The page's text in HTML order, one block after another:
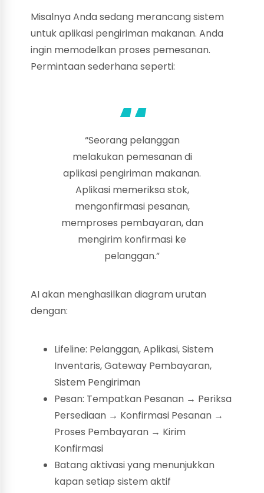
Misalnya Anda sedang merancang sistem
untuk aplikasi pengiriman makanan. Anda
ingin memodelkan proses pemesanan.
Permintaan sederhana seperti:
“Seorang pelanggan
melakukan pemesanan di
aplikasi pengiriman makanan.
Aplikasi memeriksa stok,
mengonfirmasi pesanan,
memproses pembayaran, dan
mengirim konfirmasi ke
pelanggan.”
AI akan menghasilkan diagram urutan
dengan:
Lifeline: Pelanggan, Aplikasi, Sistem
Inventaris, Gateway Pembayaran,
Sistem Pengiriman
Pesan: Tempatkan Pesanan → Periksa
Persediaan → Konfirmasi Pesanan →
Proses Pembayaran → Kirim
Konfirmasi
Batang aktivasi yang menunjukkan
kapan setiap sistem aktif